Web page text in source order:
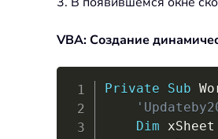
VBA: Создание
Private Sub
Dim xSheet